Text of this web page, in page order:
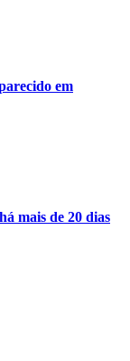
em
mais de 20 dias